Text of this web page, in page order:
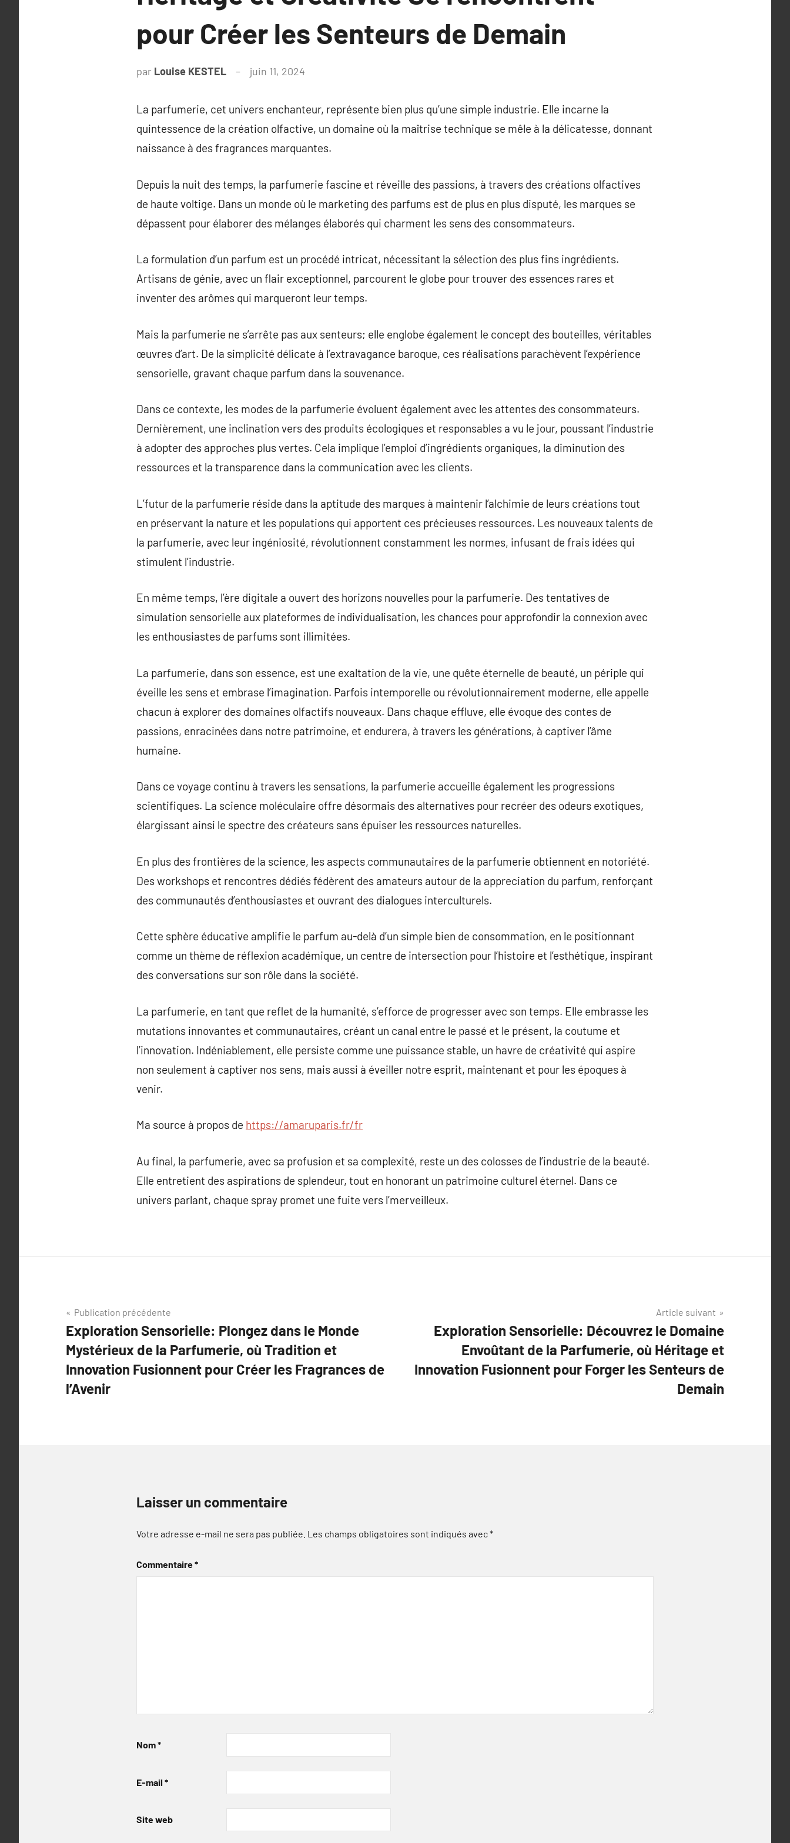
pour Créer les Senteurs de Demain
par Louise KESTEL juin 11, 2024
La parfumerie, cet univers enchanteur, représente bien plus qu’une simple industrie. Elle incarne la
quintessence de la création olfactive, un domaine où la maîtrise technique se mêle à la délicatesse, donnant
naissance à des fragrances marquantes.
Depuis la nuit des temps, la parfumerie fascine et réveille des passions, à travers des créations olfactives
de haute voltige. Dans un monde où le marketing des parfums est de plus en plus disputé, les marques se
dépassent pour élaborer des mélanges élaborés qui charment les sens des consommateurs.
La formulation d’un parfum est un procédé intricat, nécessitant la sélection des plus fins ingrédients.
Artisans de génie, avec un flair exceptionnel, parcourent le globe pour trouver des essences rares et
inventer des arômes qui marqueront leur temps.
Mais la parfumerie ne s’arrête pas aux senteurs; elle englobe également le concept des bouteilles, véritables
œuvres d’art. De la simplicité délicate à l’extravagance baroque, ces réalisations parachèvent l’expérience
sensorielle, gravant chaque parfum dans la souvenance.
Dans ce contexte, les modes de la parfumerie évoluent également avec les attentes des consommateurs.
Dernièrement, une inclination vers des produits écologiques et responsables a vu le jour, poussant l’industrie
à adopter des approches plus vertes. Cela implique l’emploi d’ingrédients organiques, la diminution des
ressources et la transparence dans la communication avec les clients.
L’futur de la parfumerie réside dans la aptitude des marques à maintenir l’alchimie de leurs créations tout
en préservant la nature et les populations qui apportent ces précieuses ressources. Les nouveaux talents de
la parfumerie, avec leur ingéniosité, révolutionnent constamment les normes, infusant de frais idées qui
stimulent l’industrie.
En même temps, l’ère digitale a ouvert des horizons nouvelles pour la parfumerie. Des tentatives de
simulation sensorielle aux plateformes de individualisation, les chances pour approfondir la connexion avec
les enthousiastes de parfums sont illimitées.
La parfumerie, dans son essence, est une exaltation de la vie, une quête éternelle de beauté, un périple qui
éveille les sens et embrase l’imagination. Parfois intemporelle ou révolutionnairement moderne, elle appelle
chacun à explorer des domaines olfactifs nouveaux. Dans chaque effluve, elle évoque des contes de
passions, enracinées dans notre patrimoine, et endurera, à travers les générations, à captiver l’âme
humaine.
Dans ce voyage continu à travers les sensations, la parfumerie accueille également les progressions
scientifiques. La science moléculaire offre désormais des alternatives pour recréer des odeurs exotiques,
élargissant ainsi le spectre des créateurs sans épuiser les ressources naturelles.
En plus des frontières de la science, les aspects communautaires de la parfumerie obtiennent en notoriété.
Des workshops et rencontres dédiés fédèrent des amateurs autour de la appreciation du parfum, renforçant
des communautés d’enthousiastes et ouvrant des dialogues interculturels.
Cette sphère éducative amplifie le parfum au-delà d’un simple bien de consommation, en le positionnant
comme un thème de réflexion académique, un centre de intersection pour l’histoire et l’esthétique, inspirant
des conversations sur son rôle dans la société.
La parfumerie, en tant que reflet de la humanité, s’efforce de progresser avec son temps. Elle embrasse les
mutations innovantes et communautaires, créant un canal entre le passé et le présent, la coutume et
l’innovation. Indéniablement, elle persiste comme une puissance stable, un havre de créativité qui aspire
non seulement à captiver nos sens, mais aussi à éveiller notre esprit, maintenant et pour les époques à
venir.
Ma source à propos de https://amaruparis.fr/fr
Au final, la parfumerie, avec sa profusion et sa complexité, reste un des colosses de l’industrie de la beauté.
Elle entretient des aspirations de splendeur, tout en honorant un patrimoine culturel éternel. Dans ce
univers parlant, chaque spray promet une fuite vers l’merveilleux.
Navigation
de
l’article
Publication précédente
Exploration Sensorielle: Plongez dans le Monde
Mystérieux de la Parfumerie, où Tradition et
Innovation Fusionnent pour Créer les Fragrances de
l’Avenir
Article suivant
Exploration Sensorielle: Découvrez le Domaine
Envoûtant de la Parfumerie, où Héritage et
Innovation Fusionnent pour Forger les Senteurs de
Demain
Laisser un commentaire
Votre adresse e-mail ne sera pas publiée. Les champs obligatoires sont indiqués avec*
Commentaire*
Nom*
E-mail *
Site web